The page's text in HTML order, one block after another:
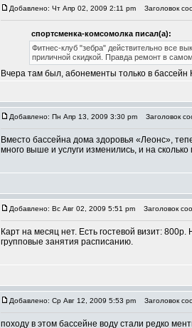
Добавлено: Чт Апр 02, 2009 2:11 pm Заголовок
спортсменка-комсомолка писал(а):
Фитнес-клуб "зебра" действительно все
приличной скидкой. Правда ремонт в
Вчера там был, абонементы только в
Добавлено: Пн Апр 13, 2009 3:30 pm Заголовок
Вместо бассейна дома здоровья «Леонс»,
много выше и услуги изменились, и на
Добавлено: Вс Авг 02, 2009 5:51 pm Заголовок
Карт на месяц нет. Есть гостевой визит:
групповые занятия расписанию.
Добавлено: Ср Авг 12, 2009 5:53 pm Заголовок
походу в этом бассейне воду стали редко